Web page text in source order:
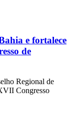
e fortalece
de
Regional de
Congresso